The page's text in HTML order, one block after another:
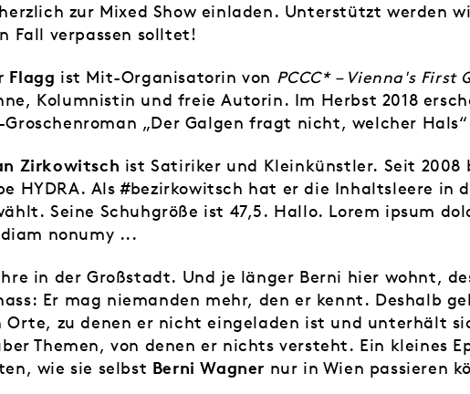
zur Mixed Show einladen. Unterstützt werden
Fall verpassen solltet!
Flagg ist Mit-Organisatorin von PCCC* – Vienna's First
Kolumnistin und freie Autorin. Im Herbst 2018
„Der Galgen fragt nicht, welcher
Zirkowitsch ist Satiriker und Kleinkünstler. Seit
HYDRA. Als #bezirkowitsch hat er die Inhaltsleere
Seine Schuhgröße ist 47,5. Hallo. Lorem ipsum
nonumy ...
in der Großstadt. Und je länger Berni hier wohnt,
Er mag niemanden mehr, den er kennt. Deshalb
Orte, zu denen er nicht eingeladen ist und unterhält
Themen, von denen er nichts versteht. Ein kleines
wie sie selbst Berni Wagner nur in Wien passieren